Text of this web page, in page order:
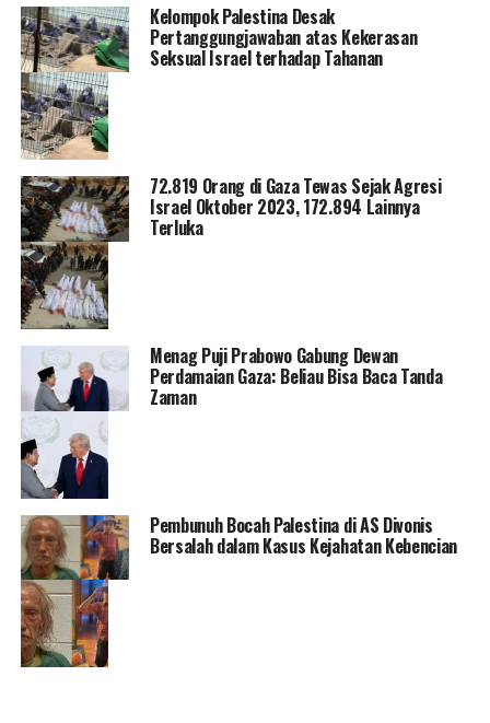
Kelompok Palestina Desak
Pertanggungjawaban atas Kekerasan
Seksual Israel terhadap Tahanan
72.819 Orang di Gaza Tewas Sejak Agresi
Israel Oktober 2023, 172.894 Lainnya
Terluka
Menag Puji Prabowo Gabung Dewan
Perdamaian Gaza: Beliau Bisa Baca Tanda
Zaman
Pembunuh Bocah Palestina di AS Divonis
Bersalah dalam Kasus Kejahatan Kebencian